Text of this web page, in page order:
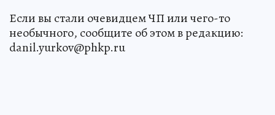
Если вы стали очевидцем ЧП или чего-то
необычного, сообщите об этом в редакцию:
danil.yurkov@phkp.ru